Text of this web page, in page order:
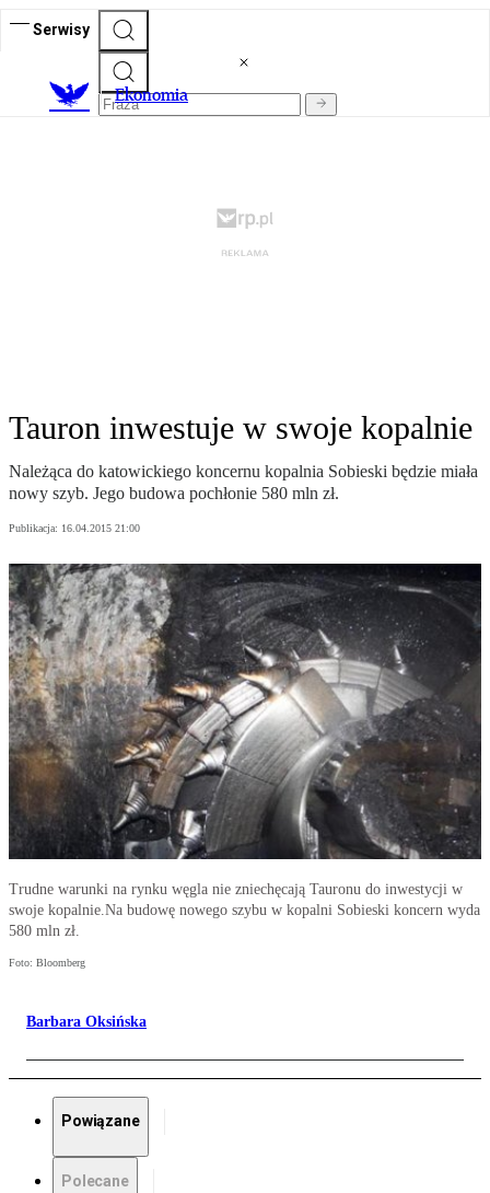
Serwisy
Ekonomia
Tauron inwestuje w swoje kopalnie
Na­le­żą­ca do ka­to­wic­kie­go kon­cer­nu ko­pal­nia So­bie­ski bę­dzie mia­ła
no­wy szyb. Je­go bu­do­wa po­chło­nie 580 mln zł.
Publikacja: 16.04.2015 21:00
Trudne warunki na rynku węgla nie zniechęcają Tauronu do inwestycji w
swoje kopalnie.Na budowę nowego szybu w kopalni Sobieski koncern wyda
580 mln zł.
Foto: Bloomberg
Barbara Oksińska
Powiązane
Polecane